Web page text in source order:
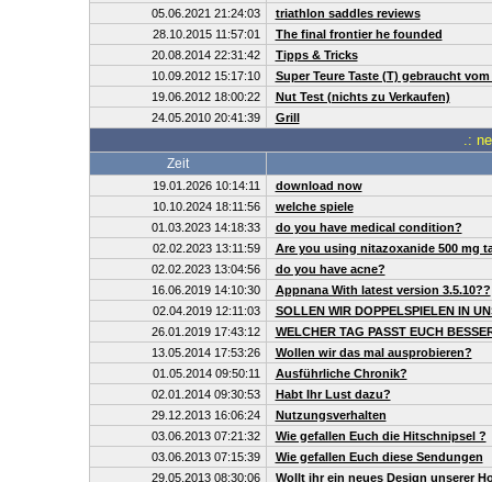
05.06.2021 21:24:03
triathlon saddles reviews
28.10.2015 11:57:01
The final frontier he founded
20.08.2014 22:31:42
Tipps & Tricks
10.09.2012 15:17:10
Super Teure Taste (T) gebraucht
19.06.2012 18:00:22
Nut Test (nichts zu Verkaufen)
24.05.2010 20:41:39
Grill
.:
Zeit
19.01.2026 10:14:11
download now
10.10.2024 18:11:56
welche spiele
01.03.2023 14:18:33
do you have medical condition?
02.02.2023 13:11:59
Are you using nitazoxanide 500 mg
02.02.2023 13:04:56
do you have acne?
16.06.2019 14:10:30
Appnana With latest version 3.5.10??
02.04.2019 12:11:03
SOLLEN WIR DOPPELSPIELEN IN
26.01.2019 17:43:12
WELCHER TAG PASST EUCH
13.05.2014 17:53:26
Wollen wir das mal ausprobieren?
01.05.2014 09:50:11
Ausführliche Chronik?
02.01.2014 09:30:53
Habt Ihr Lust dazu?
29.12.2013 16:06:24
Nutzungsverhalten
03.06.2013 07:21:32
Wie gefallen Euch die Hitschnipsel ?
03.06.2013 07:15:39
Wie gefallen Euch diese Sendungen
29.05.2013 08:30:06
Wollt ihr ein neues Design unserer